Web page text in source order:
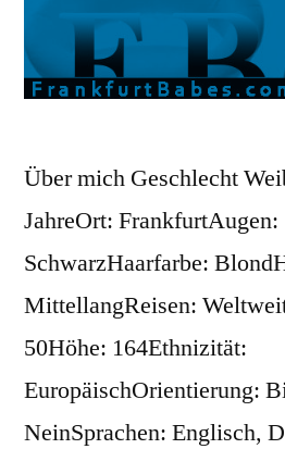
Über mich Geschlecht
JahreOrt: FrankfurtAugen:
SchwarzHaarfarbe:
MittellangReisen:
50Höhe: 164Ethnizität:
EuropäischOrientierung:
NeinSprachen: Englisch,